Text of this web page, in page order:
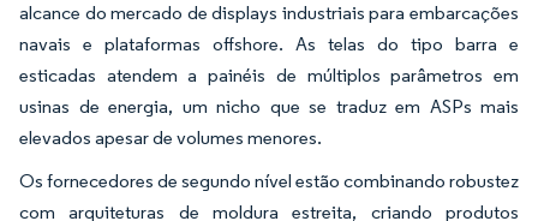
alcance do mercado de displays industriais para embarcações
navais e plataformas offshore. As telas do tipo barra e
esticadas atendem a painéis de múltiplos parâmetros em
usinas de energia, um nicho que se traduz em ASPs mais
elevados apesar de volumes menores.
Os fornecedores de segundo nível estão combinando robustez
com arquiteturas de moldura estreita, criando produtos